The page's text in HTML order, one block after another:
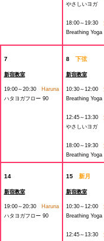
やさしいヨガ
18:00～19:30
Breathing Yoga
7
新宿教室
19:00～20:30
Haruna
ハタヨガフロー 90
8 下弦
新宿教室
10:30～12:00
Breathing Yoga
12:45～13:30
やさしいヨガ
18:00～19:30
Breathing Yoga
14
新宿教室
19:00～20:30
Haruna
ハタヨガフロー 90
15 新月
新宿教室
10:30～12:00
Breathing Yoga
12:45～13:30